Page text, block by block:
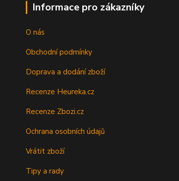
Informace pro zákazníky
O nás
Obchodní podmínky
Doprava a dodání zboží
Recenze Heureka.cz
Recenze Zbozi.cz
Ochrana osobních údajů
Vrátit zboží
Tipy a rady